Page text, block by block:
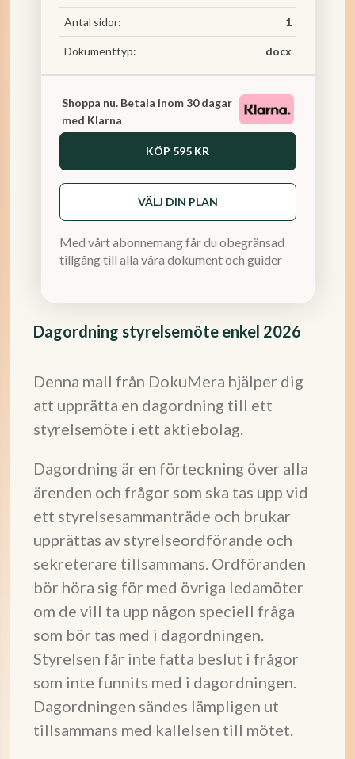
Dagordning styrelsemöte enkel 2026
Denna mall från DokuMera hjälper dig
att upprätta en dagordning till ett
styrelsemöte i ett aktiebolag.
Dagordning är en förteckning över alla
ärenden och frågor som ska tas upp vid
ett styrelsesammanträde och brukar
upprättas av styrelseordförande och
sekreterare tillsammans. Ordföranden
bör höra sig för med övriga ledamöter
om de vill ta upp någon speciell fråga
som bör tas med i dagordningen.
Styrelsen får inte fatta beslut i frågor
som inte funnits med i dagordningen.
Dagordningen sändes lämpligen ut
tillsammans med kallelsen till mötet.
Antal sidor: 1
Dokumenttyp: docx
Shoppa nu. Betala inom 30 dagar
med Klarna
KÖP 595 KR
VÄLJ DIN PLAN
Med vårt abonnemang får du obegränsad
tillgång till alla våra dokument och guider